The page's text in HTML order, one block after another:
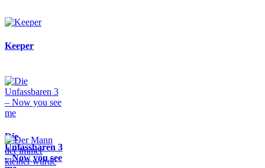
Keeper
Die
Unfassbaren 3
– Now you see